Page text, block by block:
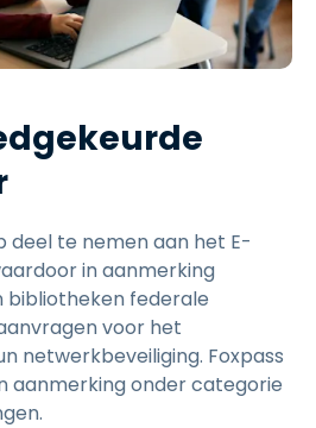
deel te nemen aan het E-
in aanmerking
bibliotheken federale
voor het
netwerkbeveiliging. Foxpass
aanmerking onder categorie